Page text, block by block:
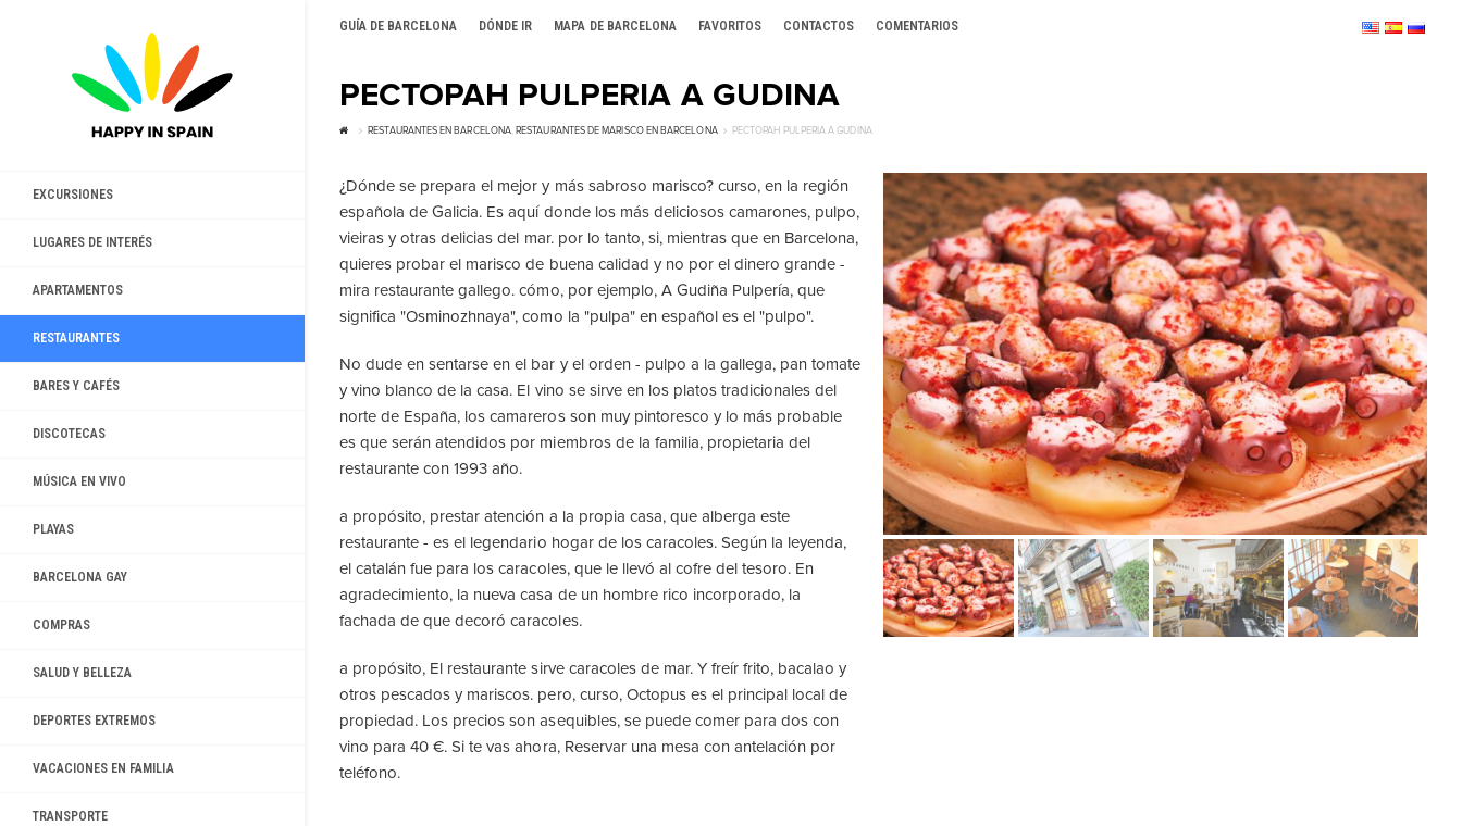
GUÍA DE BARCELONA DÓNDE IR MAPA DE BARCELONA FAVORITOS CONTACTOS COMENTARIOS
EXCURSIONES
LUGARES DE INTERÉS
APARTAMENTOS
RESTAURANTES
BARES Y CAFÉS
DISCOTECAS
MÚSICA EN VIVO
PLAYAS
BARCELONA GAY
COMPRAS
SALUD Y BELLEZA
DEPORTES EXTREMOS
VACACIONES EN FAMILIA
TRANSPORTE
РЕСТОРАН PULPERIA A GUDINA
RESTAURANTES EN BARCELONA, RESTAURANTES DE MARISCO EN BARCELONA РЕСТОРАН PULPERIA A GUDINA
¿Dónde se prepara el mejor y más sabroso marisco? curso, en la región
española de Galicia. Es aquí donde los más deliciosos camarones, pulpo,
vieiras y otras delicias del mar. por lo tanto, si, mientras que en Barcelona,
quieres probar el marisco de buena calidad y no por el dinero grande -
mira restaurante gallego. cómo, por ejemplo, A Gudiña Pulpería, que
significa "Osminozhnaya", como la "pulpa" en español es el "pulpo".
No dude en sentarse en el bar y el orden - pulpo a la gallega, pan tomate
y vino blanco de la casa. El vino se sirve en los platos tradicionales del
norte de España, los camareros son muy pintoresco y lo más probable
es que serán atendidos por miembros de la familia, propietaria del
restaurante con 1993 año.
a propósito, prestar atención a la propia casa, que alberga este
restaurante - es el legendario hogar de los caracoles. Según la leyenda,
el catalán fue para los caracoles, que le llevó al cofre del tesoro. En
agradecimiento, la nueva casa de un hombre rico incorporado, la
fachada de que decoró caracoles.
a propósito, El restaurante sirve caracoles de mar. Y freír frito, bacalao y
otros pescados y mariscos. pero, curso, Octopus es el principal local de
propiedad. Los precios son asequibles, se puede comer para dos con
vino para 40 €. Si te vas ahora, Reservar una mesa con antelación por
teléfono.